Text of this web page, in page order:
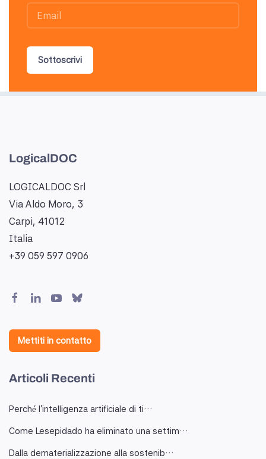
Sottoscrivi
LogicalDOC
LOGICALDOC Srl
Via Aldo Moro, 3
Carpi, 41012
Italia
+39 059 597 0906
Mettiti in contatto
Articoli Recenti
Perché l'intelligenza artificiale di ti…
Come Lesepidado ha eliminato una settim…
Dalla dematerializzazione alla sostenib…